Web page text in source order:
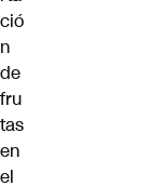
ció
n
de
fru
tas
en
el